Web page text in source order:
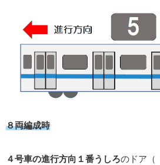
８両編成時
４号車の進行方向１番うしろのドア（